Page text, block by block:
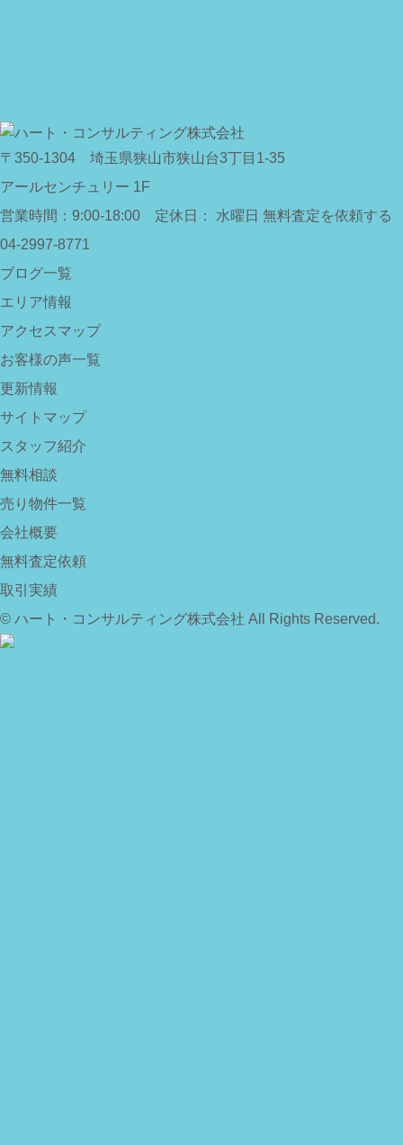
〒350-1304 埼玉県狭山市狭山台3丁目1-35
アールセンチュリー 1F
営業時間： 9:00-18:00 定休日： 水曜日 無料査定を依頼する
04-2997-8771
ブログ一覧
エリア情報
アクセスマップ
お客様の声一覧
更新情報
サイトマップ
スタッフ紹介
無料相談
売り物件一覧
会社概要
無料査定依頼
取引実績
© ハート・コンサルティング株式会社 All Rights Reserved.